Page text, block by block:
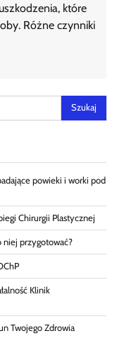
które
Różne czynniki
powieki i worki pod
Chirurgii Plastycznej
niej przygotować?
Klinik
Twojego Zdrowia